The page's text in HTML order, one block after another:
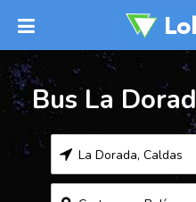
Bus La